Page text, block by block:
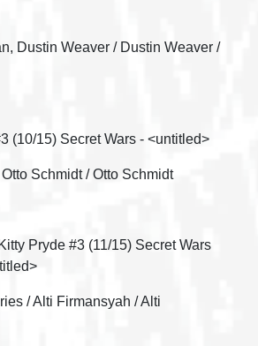
Weaver / Dustin Weaver /
(10/15) Secret Wars - <untitled>
Schmidt / Otto Schmidt
Pryde #3 (11/15) Secret Wars
/ Alti Firmansyah / Alti